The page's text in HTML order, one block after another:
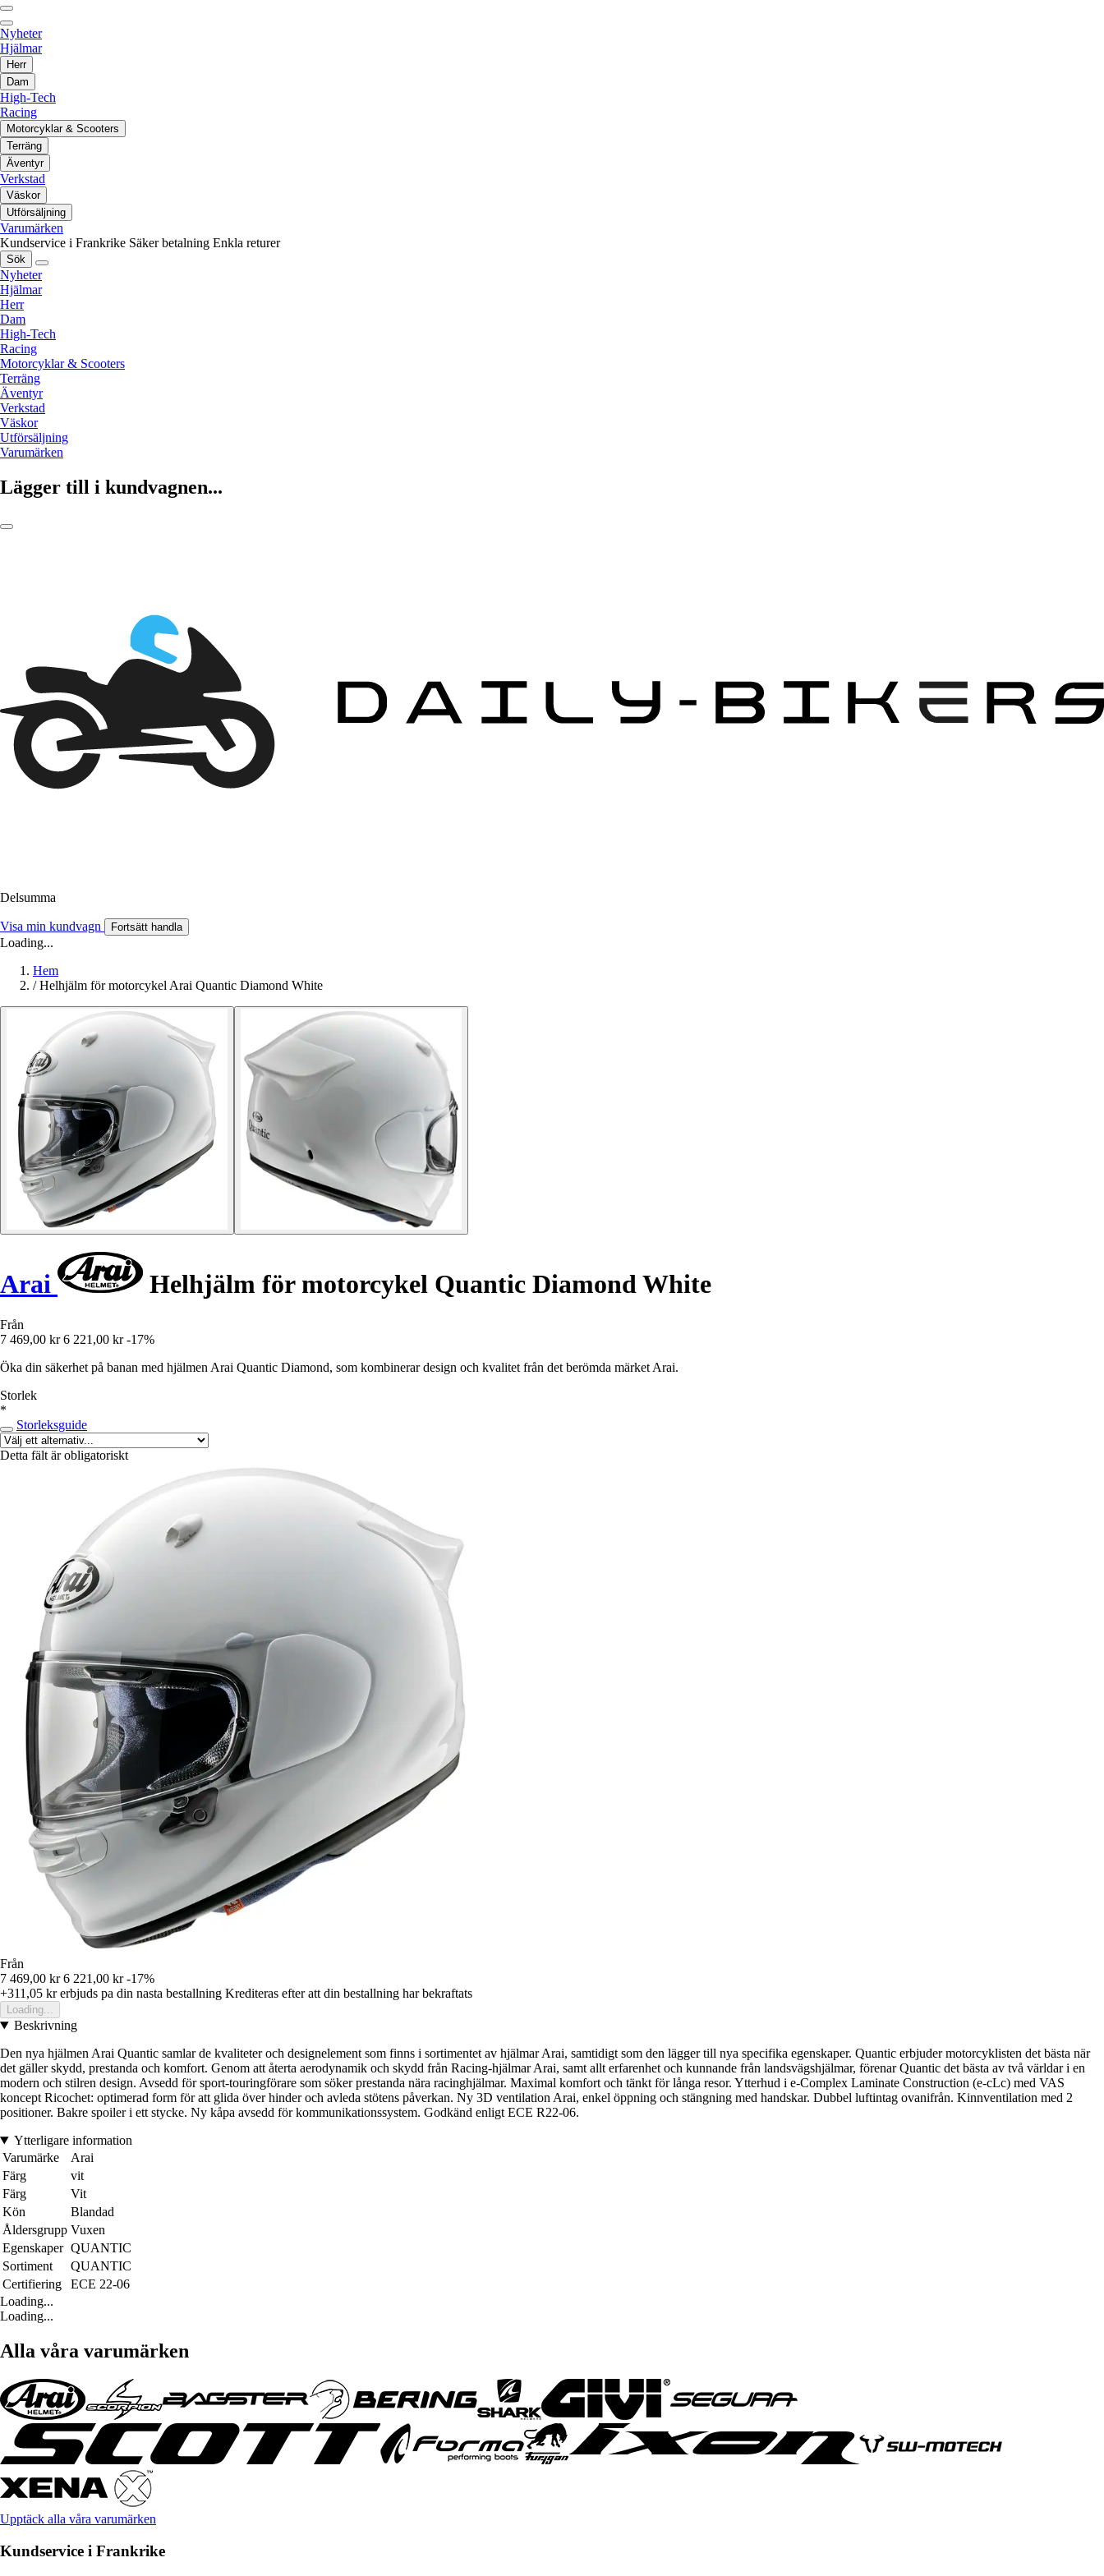
Nyheter
Hjälmar
Herr
Dam
High-Tech
Racing
Motorcyklar & Scooters
Terräng
Äventyr
Verkstad
Väskor
Utförsäljning
Varumärken
Kundservice i Frankrike Säker betalning Enkla returer
Sök
Nyheter
Hjälmar
Herr
Dam
High-Tech
Racing
Motorcyklar & Scooters
Terräng
Äventyr
Verkstad
Väskor
Utförsäljning
Varumärken
Lägger till i kundvagnen...
Delsumma
Visa min kundvagn Fortsätt handla
Loading...
Hem
/ Helhjälm för motorcykel Arai Quantic Diamond White
Arai Helhjälm för motorcykel Quantic Diamond White
Från
7 469,00 kr 6 221,00 kr -17%
Öka din säkerhet på banan med hjälmen Arai Quantic Diamond, som kombinerar design och kvalitet från det berömda märket Arai.
Storlek
*
Storleksguide
Detta fält är obligatoriskt
Från
7 469,00 kr 6 221,00 kr -17%
+311,05 krerbjuds pa din nasta bestallning Krediteras efter att din bestallning har bekraftats
Loading...
Beskrivning
Den nya hjälmen Arai Quantic samlar de kvaliteter och designelement som finns i sortimentet av hjälmar Arai, samtidigt som den lägger till nya specifika egenskaper. Quantic erbjuder motorcyklisten det bästa när
det gäller skydd, prestanda och komfort. Genom att återta aerodynamik och skydd från Racing-hjälmar Arai, samt allt erfarenhet och kunnande från landsvägshjälmar, förenar Quantic det bästa av två världar i en
modern och stilren design. Avsedd för sport-touringförare som söker prestanda nära racinghjälmar. Maximal komfort och tänkt för långa resor. Ytterhud i e-Complex Laminate Construction (e-cLc) med VAS
koncept Ricochet: optimerad form för att glida över hinder och avleda stötens påverkan. Ny 3D ventilation Arai, enkel öppning och stängning med handskar. Dubbel luftintag ovanifrån. Kinnventilation med 2
positioner. Bakre spoiler i ett stycke. Ny kåpa avsedd för kommunikationssystem. Godkänd enligt ECE R22-06.
Ytterligare information
Varumärke
Arai
Färg
vit
Färg
Vit
Kön
Blandad
Åldersgrupp Vuxen
Egenskaper QUANTIC
Sortiment
QUANTIC
Certifiering
ECE 22-06
Loading...
Loading...
Alla våra varumärken
Upptäck alla våra varumärken
Kundservice i Frankrike